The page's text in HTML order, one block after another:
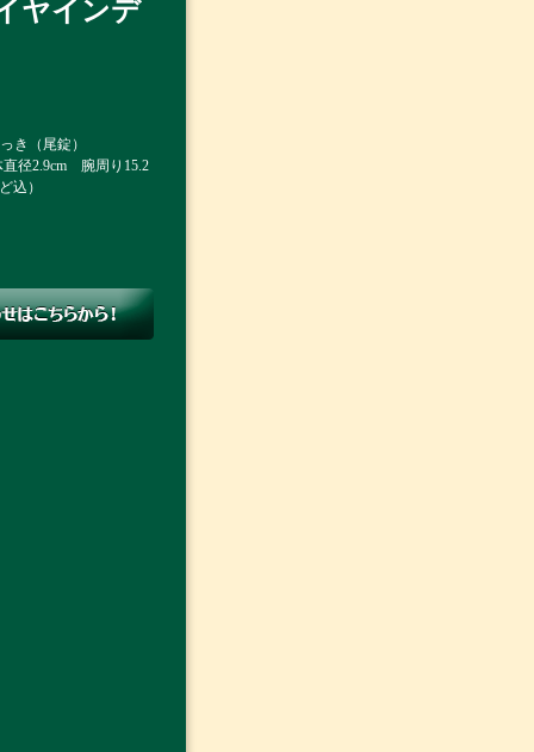
ヤインデ
（尾錠）
径2.9cm 腕周り15.2
込）